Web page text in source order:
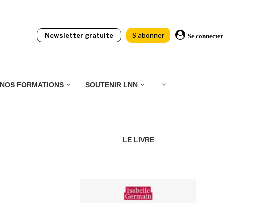
Newsletter gratuite S'abonner Se connecter
NOS FORMATIONS SOUTENIR LNN
LE LIVRE